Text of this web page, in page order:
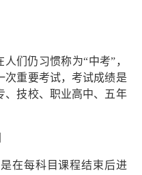
们仍习惯称为“中考”，
次重要考试，考试成绩是
、技校、职业高中、五年
每科目课程结束后进